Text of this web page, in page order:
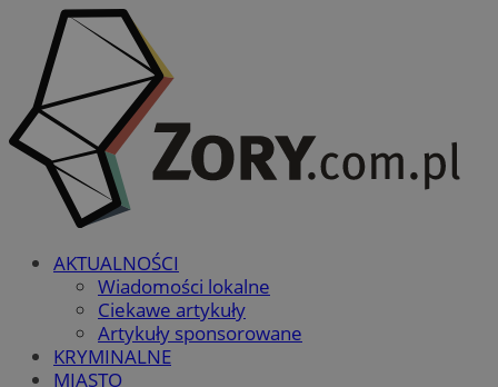
AKTUALNOŚCI
Wiadomości lokalne
Ciekawe artykuły
Artykuły sponsorowane
KRYMINALNE
MIASTO